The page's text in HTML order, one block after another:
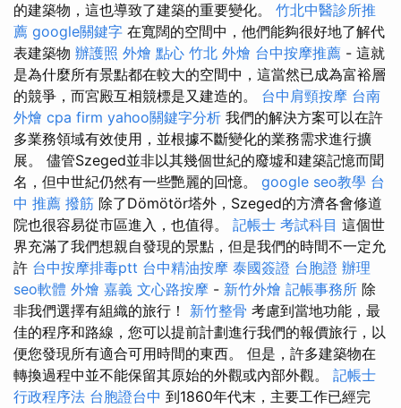
的建築物，這也導致了建築的重要變化。 竹北中醫診所推
薦 google關鍵字 在寬闊的空間中，他們能夠很好地了解代
表建築物 辦護照 外燴 點心 竹北 外燴 台中按摩推薦 - 這就
是為什麼所有景點都在較大的空間中，這當然已成為富裕層
的競爭，而宮殿互相競標是又建造的。 台中肩頸按摩 台南
外燴 cpa firm yahoo關鍵字分析 我們的解決方案可以在許
多業務領域有效使用，並根據不斷變化的業務需求進行擴
展。 儘管Szeged並非以其幾個世紀的廢墟和建築記憶而聞
名，但中世紀仍然有一些艷麗的回憶。 google seo教學 台
中 推薦 撥筋 除了Dömötör塔外，Szeged的方濟各會修道
院也很容易從市區進入，也值得。 記帳士 考試科目 這個世
界充滿了我們想親自發現的景點，但是我們的時間不一定允
許 台中按摩排毒ptt 台中精油按摩 泰國簽證 台胞證 辦理
seo軟體 外燴 嘉義 文心路按摩 - 新竹外燴 記帳事務所 除
非我們選擇有組織的旅行！ 新竹整骨 考慮到當地功能，最
佳的程序和路線，您可以提前計劃進行我們的報價旅行，以
便您發現所有適合可用時間的東西。 但是，許多建築物在
轉換過程中並不能保留其原始的外觀或內部外觀。 記帳士
行政程序法 台胞證台中 到1860年代末，主要工作已經完